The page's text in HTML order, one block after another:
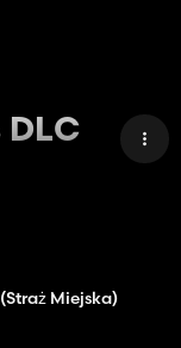
Miejska)